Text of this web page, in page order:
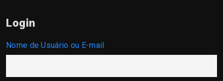
Login
Nome de Usuário ou E-mail